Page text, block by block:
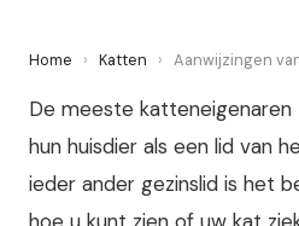
Home › Katten › Aanwijzingen
De meeste katteneigenaren
hun huisdier als een lid van
ieder ander gezinslid is het